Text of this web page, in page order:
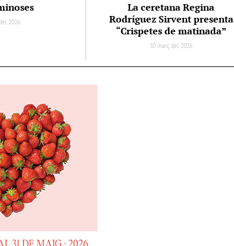
2026
La ceretana Regina
Rodríguez Sirvent presenta
“Crispetes de matinada”
30 març del 2026